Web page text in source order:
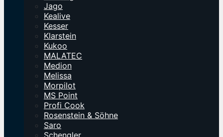
Jago
Kealive
Kesser
Klarstein
Kukoo
MALATEC
Medion
Melissa
Morpilot
MS Point
Profi Cook
Rosenstein & Söhne
Saro
Schengler